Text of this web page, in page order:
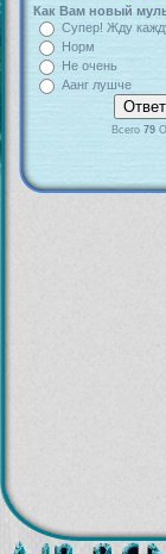
Как Вам новый
Супер! Жду
Норм
Не очень
Аанг лушче
Всего 79